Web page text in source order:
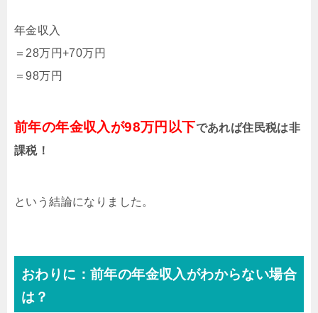
年金収入
＝28万円+70万円
＝98万円
前年の年金収入が98万円以下であれば住民税は非
課税！
という結論になりました。
おわりに：前年の年金収入がわからない場合
は？